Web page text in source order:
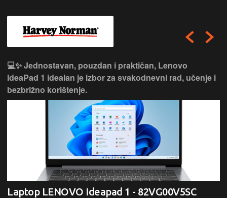
💻✨ Jednostavan, pouzdan i praktičan, Lenovo
IdeaPad 1 idealan je izbor za svakodnevni rad, učenje i
bezbrižno korištenje.
Laptop LENOVO Ideapad 1 - 82VG00V5SC